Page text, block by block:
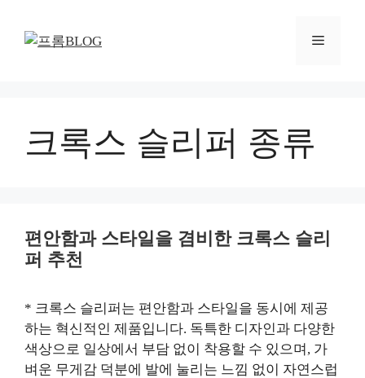
메
크록스 슬리퍼 종류
편안함과 스타일을 겸비한 크록스 슬리
퍼 추천
* 크록스 슬리퍼는 편안함과 스타일을 동시에 제공
하는 혁신적인 제품입니다. 독특한 디자인과 다양한
색상으로 일상에서 부담 없이 착용할 수 있으며, 가
벼운 무게감 덕분에 발에 눌리는 느낌 없이 자연스럽